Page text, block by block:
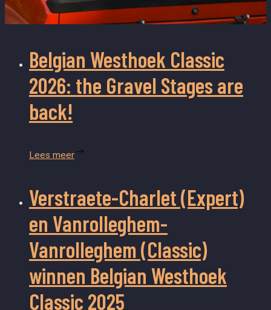
Belgian Westhoek Classic
2026: the Gravel Stages are
back!
Lees meer
Verstraete-Charlet(Expert)
en Vanrolleghem-
Vanrolleghem (Classic)
winnen Belgian Westhoek
Classic 2025